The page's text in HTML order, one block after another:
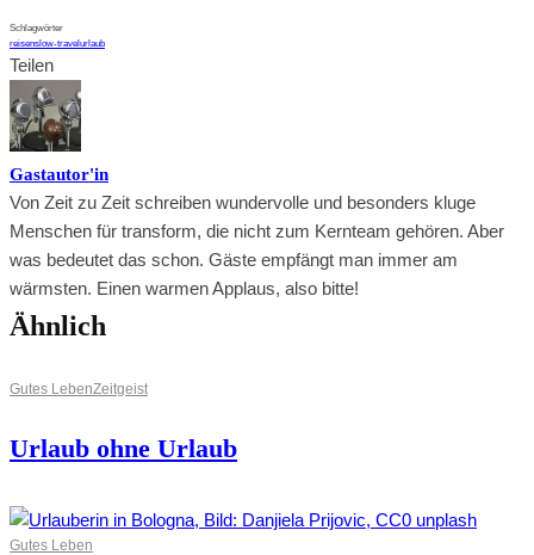
Schlagwörter
reisenslow-travel urlaub
Teilen
Gastautor'in
Von Zeit zu Zeit schreiben wundervolle und besonders kluge
Menschen für transform, die nicht zum Kernteam gehören. Aber
was bedeutet das schon. Gäste empfängt man immer am
wärmsten. Einen warmen Applaus, also bitte!
Ähnlich
Gutes LebenZeitgeist
Urlaub ohne Urlaub
Gutes Leben